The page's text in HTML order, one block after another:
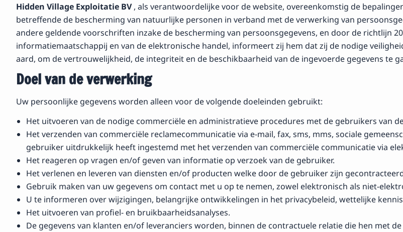
Hidden Village Exploitatie BV, als verantwoordelijke voor de website, overeenkomstig de
betreffende de bescherming van natuurlijke personen in verband met de verwerking van
andere geldende voorschriften inzake de bescherming van persoonsgegevens, en door de richtlijn
informatiemaatschappij en van de elektronische handel, informeert zij hem dat zij de nodige
aard, om de vertrouwelijkheid, de integriteit en de beschikbaarheid van de ingevoerde gegevens te
Doel van de verwerking
Uw persoonlijke gegevens worden alleen voor de volgende doeleinden gebruikt:
Het uitvoeren van de nodige commerciële en administratieve procedures met de gebruikers van
Het verzenden van commerciële reclamecommunicatie via e-mail, fax, sms, mms, sociale
gebruiker uitdrukkelijk heeft ingestemd met het verzenden van commerciële communicatie via
Het reageren op vragen en/of geven van informatie op verzoek van de gebruiker.
Het verlenen en leveren van diensten en/of producten welke door de gebruiker zijn
Gebruik maken van uw gegevens om contact met u op te nemen, zowel elektronisch als niet-
U te informeren over wijzigingen, belangrijke ontwikkelingen in het privacybeleid, wettelijke
Het uitvoeren van profiel- en bruikbaarheidsanalyses.
De gegevens van klanten en/of leveranciers worden, binnen de contractuele relatie die hen met